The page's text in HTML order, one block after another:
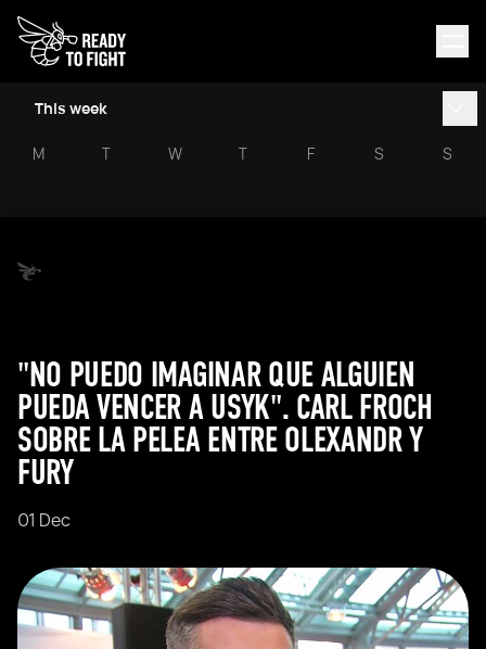
This week
M T W T F S S
"NO PUEDO IMAGINAR QUE ALGUIEN
PUEDA VENCER A USYK". CARL FROCH
SOBRE LA PELEA ENTRE OLEXANDR Y
FURY
01 Dec